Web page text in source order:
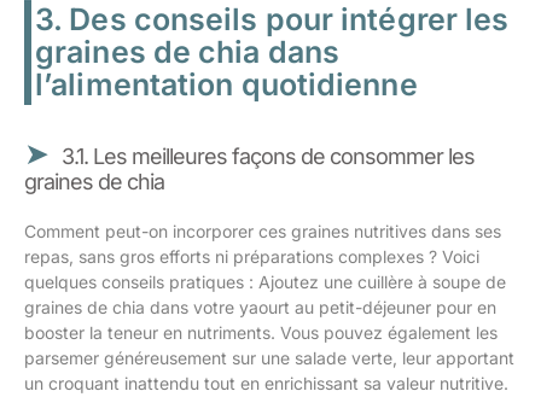
3. Des conseils pour intégrer les
graines de chia dans
l’alimentation quotidienne
3.1. Les meilleures façons de consommer les
graines de chia
Comment peut-on incorporer ces graines nutritives dans ses
repas, sans gros efforts ni préparations complexes ? Voici
quelques conseils pratiques : Ajoutez une cuillère à soupe de
graines de chia dans votre yaourt au petit-déjeuner pour en
booster la teneur en nutriments. Vous pouvez également les
parsemer généreusement sur une salade verte, leur apportant
un croquant inattendu tout en enrichissant sa valeur nutritive.